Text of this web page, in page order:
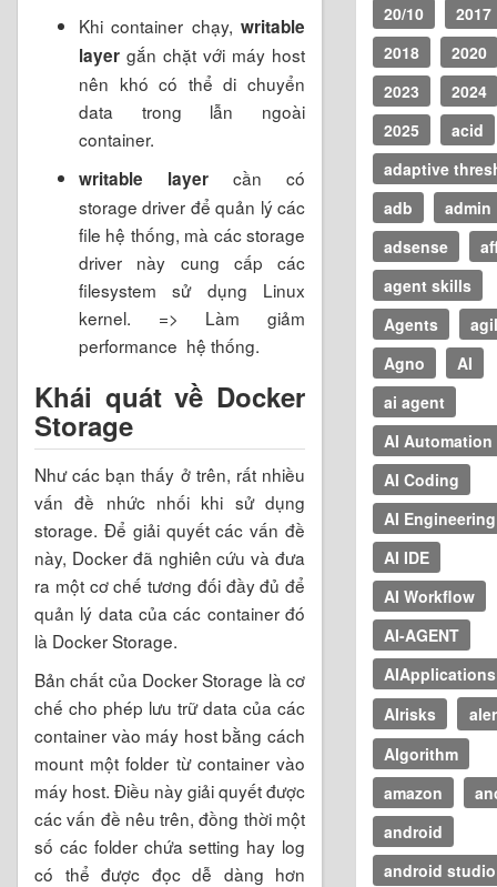
Khi container chạy, writable
layer gắn chặt với máy host
nên khó có thể di chuyển
data trong lẫn ngoài
container.
writable layer cần có
storage driver để quản lý các
file hệ thống, mà các storage
driver này cung cấp các
filesystem sử dụng Linux
kernel. => Làm giảm
performance hệ thống.
Khái quát về Docker
Storage
Như các bạn thấy ở trên, rất nhiều
vấn đề nhức nhối khi sử dụng
storage. Để giải quyết các vấn đề
này, Docker đã nghiên cứu và đưa
ra một cơ chế tương đối đầy đủ để
quản lý data của các container đó
là Docker Storage.
Bản chất của Docker Storage là cơ
chế cho phép lưu trữ data của các
container vào máy host bằng cách
mount một folder từ container vào
máy host. Điều này giải quyết được
các vấn đề nêu trên, đồng thời một
số các folder chứa setting hay log
có thể được đọc dễ dàng hơn
20/10
2017
2018
2020
2023
2024
2025
acid
adaptive
adb
admin
adsense
agent skills
Agents
Agno
AI
ai agent
AI Automation
AI Coding
AI Engineering
AI IDE
AI Workflow
AI-AGENT
AIApplications
AIrisks
Algorithm
amazon
android
android studio